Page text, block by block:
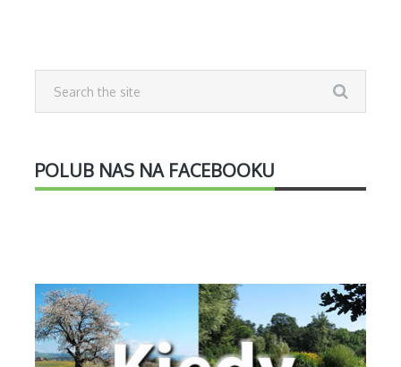
POLUB NAS NA FACEBOOKU